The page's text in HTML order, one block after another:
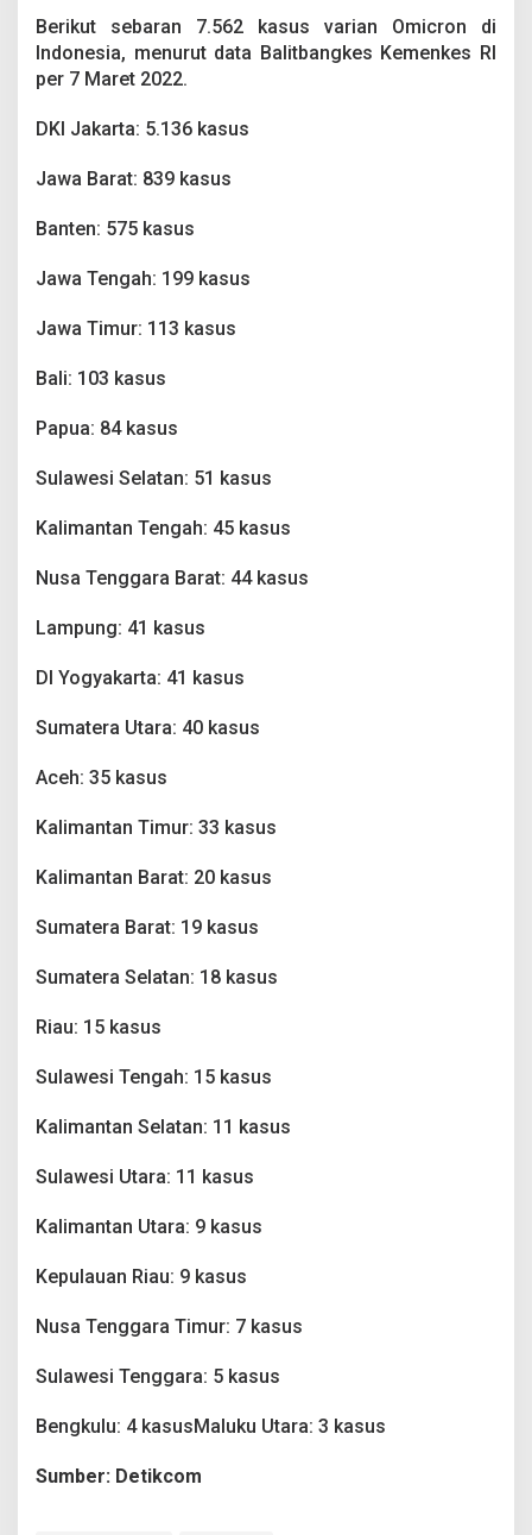
i
g
'
i
m
'
m
c
n
S
l
a
K
s
Berikut sebaran 7.562 kasus varian Omicron di
Indonesia, menurut data Balitbangkes Kemenkes RI
per 7 Maret 2022.
DKI Jakarta: 5.136 kasus
Jawa Barat: 839 kasus
Banten: 575 kasus
Jawa Tengah: 199 kasus
Jawa Timur: 113 kasus
Bali: 103 kasus
Papua: 84 kasus
Sulawesi Selatan: 51 kasus
Kalimantan Tengah: 45 kasus
Nusa Tenggara Barat: 44 kasus
Lampung: 41 kasus
DI Yogyakarta: 41 kasus
Sumatera Utara: 40 kasus
Aceh: 35 kasus
Kalimantan Timur: 33 kasus
Kalimantan Barat: 20 kasus
Sumatera Barat: 19 kasus
Sumatera Selatan: 18 kasus
Riau: 15 kasus
Sulawesi Tengah: 15 kasus
Kalimantan Selatan: 11 kasus
Sulawesi Utara: 11 kasus
Kalimantan Utara: 9 kasus
Kepulauan Riau: 9 kasus
Nusa Tenggara Timur: 7 kasus
Sulawesi Tenggara: 5 kasus
Bengkulu: 4 kasusMaluku Utara: 3 kasus
Sumber: Detikcom